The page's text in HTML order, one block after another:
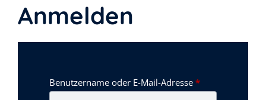
Anmelden
Benutzername oder E-Mail-Adresse *Erforderlich